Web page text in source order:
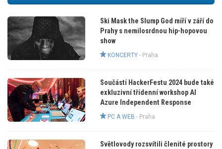
Ski Mask the Slump God míří v září do
Prahy s nemilosrdnou hip-hopovou
show
KONCERTY- Praha
Součástí HackerFestu 2024 bude také
exkluzivní třídenní workshop AI
Azure Independent Response
PC A WEB - Praha
Světlovody rozsvítili členité prostory